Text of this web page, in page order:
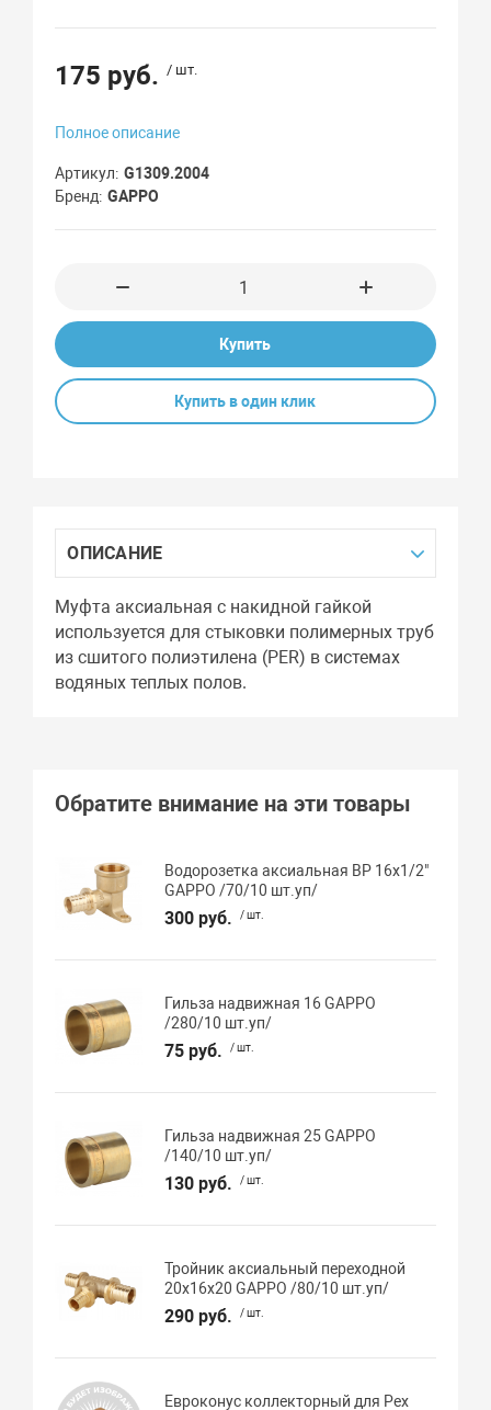
175 руб. / шт.
Полное описание
Артикул G1309.2004
Бренд GAPPO
Купить
Купить в один клик
ОПИСАНИЕ
Муфта аксиальная с накидной гайкой
используется для стыковки полимерных труб
из сшитого полиэтилена (PER) в системах
водяных теплых полов.
Обратите внимание на эти товары
Водорозетка аксиальная ВР 16х1/2"
GAPPO /70/10 шт.уп/
300 руб. / шт.
Гильза надвижная 16 GAPPO
/280/10 шт.уп/
75 руб. / шт.
Гильза надвижная 25 GAPPO
/140/10 шт.уп/
130 руб. / шт.
Тройник аксиальный переходной
20х16х20 GAPPO /80/10 шт.уп/
290 руб. / шт.
Евроконус коллекторный для Pex